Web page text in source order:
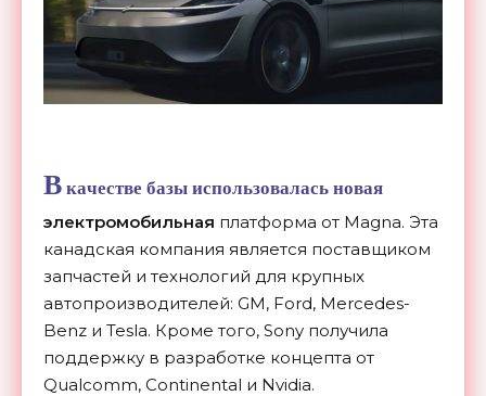
Вкачестве базы использовалась новая
электромобильная платформа от Magna. Эта
канадская компания является поставщиком
запчастей и технологий для крупных
автопроизводителей: GM, Ford, Mercedes-
Benz и Tesla. Кроме того, Sony получила
поддержку в разработке концепта от
Qualcomm, Continental и Nvidia.